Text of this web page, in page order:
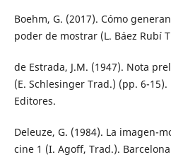
Boehm, G. (2017). Cómo
poder de mostrar (L. Báez Rubí
de Estrada, J.M. (1947). Nota
(E. Schlesinger Trad.) (pp. 6-
Editores.
Deleuze, G. (1984). La imagen-
cine 1 (I. Agoff, Trad.).